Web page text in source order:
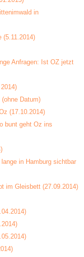
in
(5.11.2014)
Anfragen: Ist OZ jetzt
(ohne Datum)
(17.10.2014)
bunt geht Oz ins
in Hamburg sichtbar
im Gleisbett (27.09.2014)